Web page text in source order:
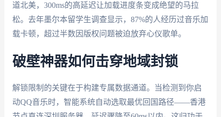
道北美，300ms的高延迟让加载进度条变成绝望的马拉
松。去年墨尔本留学生调查显示，87%的人经历过音乐加
载卡顿，超过半数因版权问题被迫放弃心仪歌单。
破壁神器如何击穿地域封锁
解锁限制的关键在于构建专属数据通道。当检测到你启
动QQ音乐时，智能系统自动选取最优回国路径——香港